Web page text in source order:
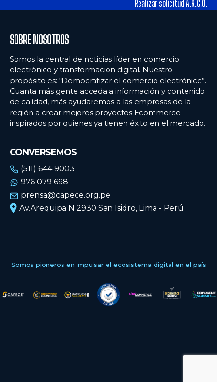
Realizar solicitud A.R.C.O.
SOBRE NOSOTROS
Somos la central de noticias líder en comercio
electrónico y transformación digital. Nuestro
propósito es: “Democratizar el comercio electrónico”.
Cuanta más gente acceda a información y contenido
de calidad, más ayudaremos a las empresas de la
región a crear mejores proyectos Ecommerce
inspirados por quienes ya tienen éxito en el mercado.
CONVERSEMOS
(511) 644 9003
976 079 698
prensa@capece.org.pe
Av.Arequipa N 2930 San Isidro, Lima - Perú
Somos pioneros en impulsar el ecosistema digital en el país